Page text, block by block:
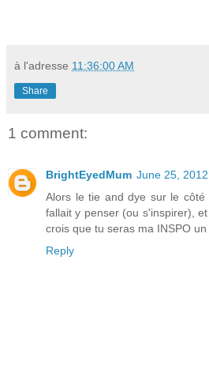
à l'adresse 11:36:00 AM
Share
1 comment:
BrightEyedMum June 25,
Alors le tie and dye sur le
fallait y penser (ou s'inspirer),
crois que tu seras ma INSPO
Reply